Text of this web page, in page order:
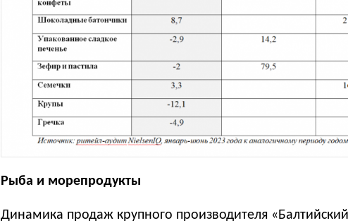
Рыба и морепродукты
Динамика продаж крупного производителя